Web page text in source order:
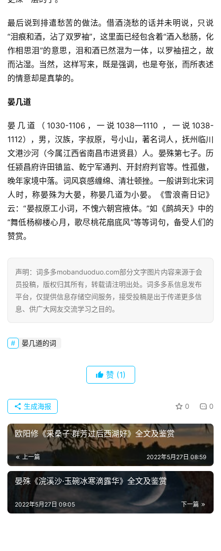
首
页
好
最后说到排遣愁苦的做法。借酒浇愁的话并未明说，只说
“泪痕和酒，沾了双罗袖”，这里面已经包含着“酒入愁肠，化
作相思泪”的意思，泪和酒已然混为一体，以罗袖扭之，故
而沾湿。当然，这样写来，既是强调，也是夸张，而所表述
的情意却是真挚的。
晏几道
晏几道（1030-1106，一说1038—1110 ，一说1038-
1112），男，汉族，字叔原，号小山，著名词人，抚州临川
文港沙河（今属江西省南昌市进贤县）人。晏殊第七子。历
任颍昌府许田镇监、乾宁军通判、开封府判官等。性孤傲，
晚年家境中落。词风哀感缠绵、清壮顿挫。一般讲到北宋词
人时，称晏殊为大晏，称晏几道为小晏。《雪浪斋日记》
云：“晏叔原工小词，不愧六朝宫掖体。”如《鹧鸪天》中的
“舞低杨柳楼心月，歌尽桃花扇底风”等等词句，备受人们的
赞赏。
声明：词多多mobanduoduo.com部分文字图片内容来源于会
员投稿，版权归其所有，转载请注明出处。词多多系信息发布
平台，仅提供信息存储空间服务，接受投稿是出于传递更多信
息、供广大网友交流学习之目的。
晏几道的词
赞 (1)
0 0
生成海报
欧阳修《采桑子·群芳过后西湖好》全文及鉴赏
上一篇 2022年5月27日 08:59
晏殊《浣溪沙·玉碗冰寒滴露华》全文及鉴赏
下一篇
2022年5月27日 09:05